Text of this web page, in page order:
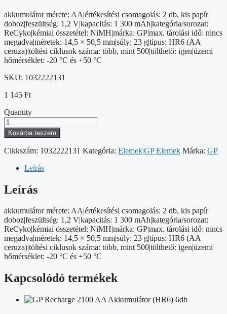
akkumulátor mérete: AA|értékesítési csomagolás: 2 db, kis papír
doboz|feszültség: 1,2 V|kapacitás: 1 300 mAh|kategória/sorozat:
ReCyko|kémiai összetétel: NiMH|márka: GP|max. tárolási idő: nincs
megadva|méretek: 14,5 × 50,5 mm|súly: 23 g|típus: HR6 (AA
ceruza)|töltési ciklusok száma: több, mint 500|tölthető: igen|üzemi
hőmérséklet: -20 °C és +50 °C
SKU: 1032222131
1 145 Ft
Quantity
GP
ReCyko
NiMH
Akkumulátor
(AA)
2db
mennyiség
Kosárba teszem
Cikkszám: 1032222131 Kategória: Elemek|GP Elemek Márka: GP
Leírás
Leírás
akkumulátor mérete: AA|értékesítési csomagolás: 2 db, kis papír
doboz|feszültség: 1,2 V|kapacitás: 1 300 mAh|kategória/sorozat:
ReCyko|kémiai összetétel: NiMH|márka: GP|max. tárolási idő: nincs
megadva|méretek: 14,5 × 50,5 mm|súly: 23 g|típus: HR6 (AA
ceruza)|töltési ciklusok száma: több, mint 500|tölthető: igen|üzemi
hőmérséklet: -20 °C és +50 °C
Kapcsolódó termékek